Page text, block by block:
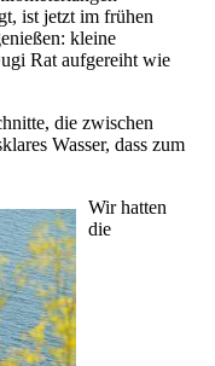
ist jetzt im frühen
kleine
Rat aufgereiht wie
die zwischen
Wasser, dass zum
Wir hatten
die